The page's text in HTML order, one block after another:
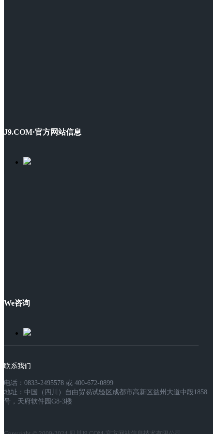
J9.COM·官方网站信息
We咨询
联系我们
电话：0833-2495578 或 400-672-0899
地址：中国（四川）自由贸易试验区成都市高新区益州大道中段1858
号，天府软件园G8-3楼